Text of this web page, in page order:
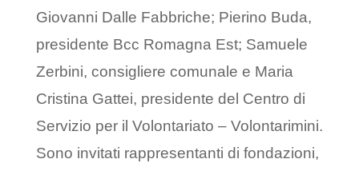
Giovanni Dalle Fabbriche; Pierino Buda,
presidente Bcc Romagna Est; Samuele
Zerbini, consigliere comunale e Maria
Cristina Gattei, presidente del Centro di
Servizio per il Volontariato – Volontarimini.
Sono invitati rappresentanti di fondazioni,